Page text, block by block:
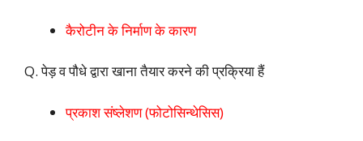
कैरोटीन के निर्माण के कारण
Q. पेड़ व पौधे द्वारा खाना तैयार करने की प्रक्रिया हैं
प्रकाश संष्लेशण (फोटोसिन्थेसिस)